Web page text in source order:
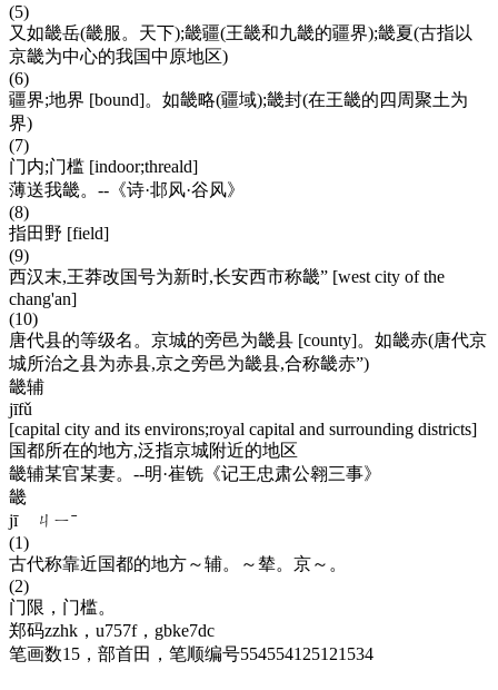
(5)
又如畿岳(畿服。天下);畿疆(王畿和九畿的疆界);畿夏(古指以
京畿为中心的我国中原地区)
(6)
疆界;地界 [bound]。如畿略(疆域);畿封(在王畿的四周聚土为
界)
(7)
门内;门槛 [indoor;threald]
薄送我畿。--《诗·邶风·谷风》
(8)
指田野 [field]
(9)
西汉末,王莽改国号为新时,长安西市称畿” [west city of the
chang'an]
(10)
唐代县的等级名。京城的旁邑为畿县 [county]。如畿赤(唐代京
城所治之县为赤县,京之旁邑为畿县,合称畿赤”)
畿辅
jīfǔ
[capital city and its environs;royal capital and surrounding districts]
国都所在的地方,泛指京城附近的地区
畿辅某官某妻。--明·崔铣《记王忠肃公翱三事》
畿
jī ㄐㄧˉ
(1)
古代称靠近国都的地方～辅。～辇。京～。
(2)
门限，门槛。
郑码zzhk，u757f，gbke7dc
笔画数15，部首田，笔顺编号554554125121534